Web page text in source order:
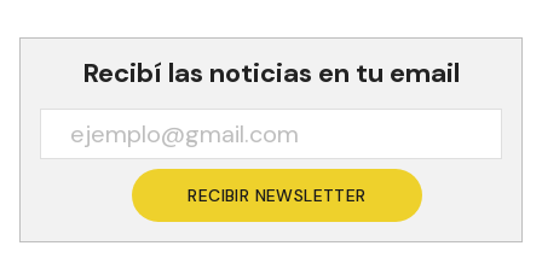
Recibí las noticias en tu email
RECIBIR NEWSLETTER